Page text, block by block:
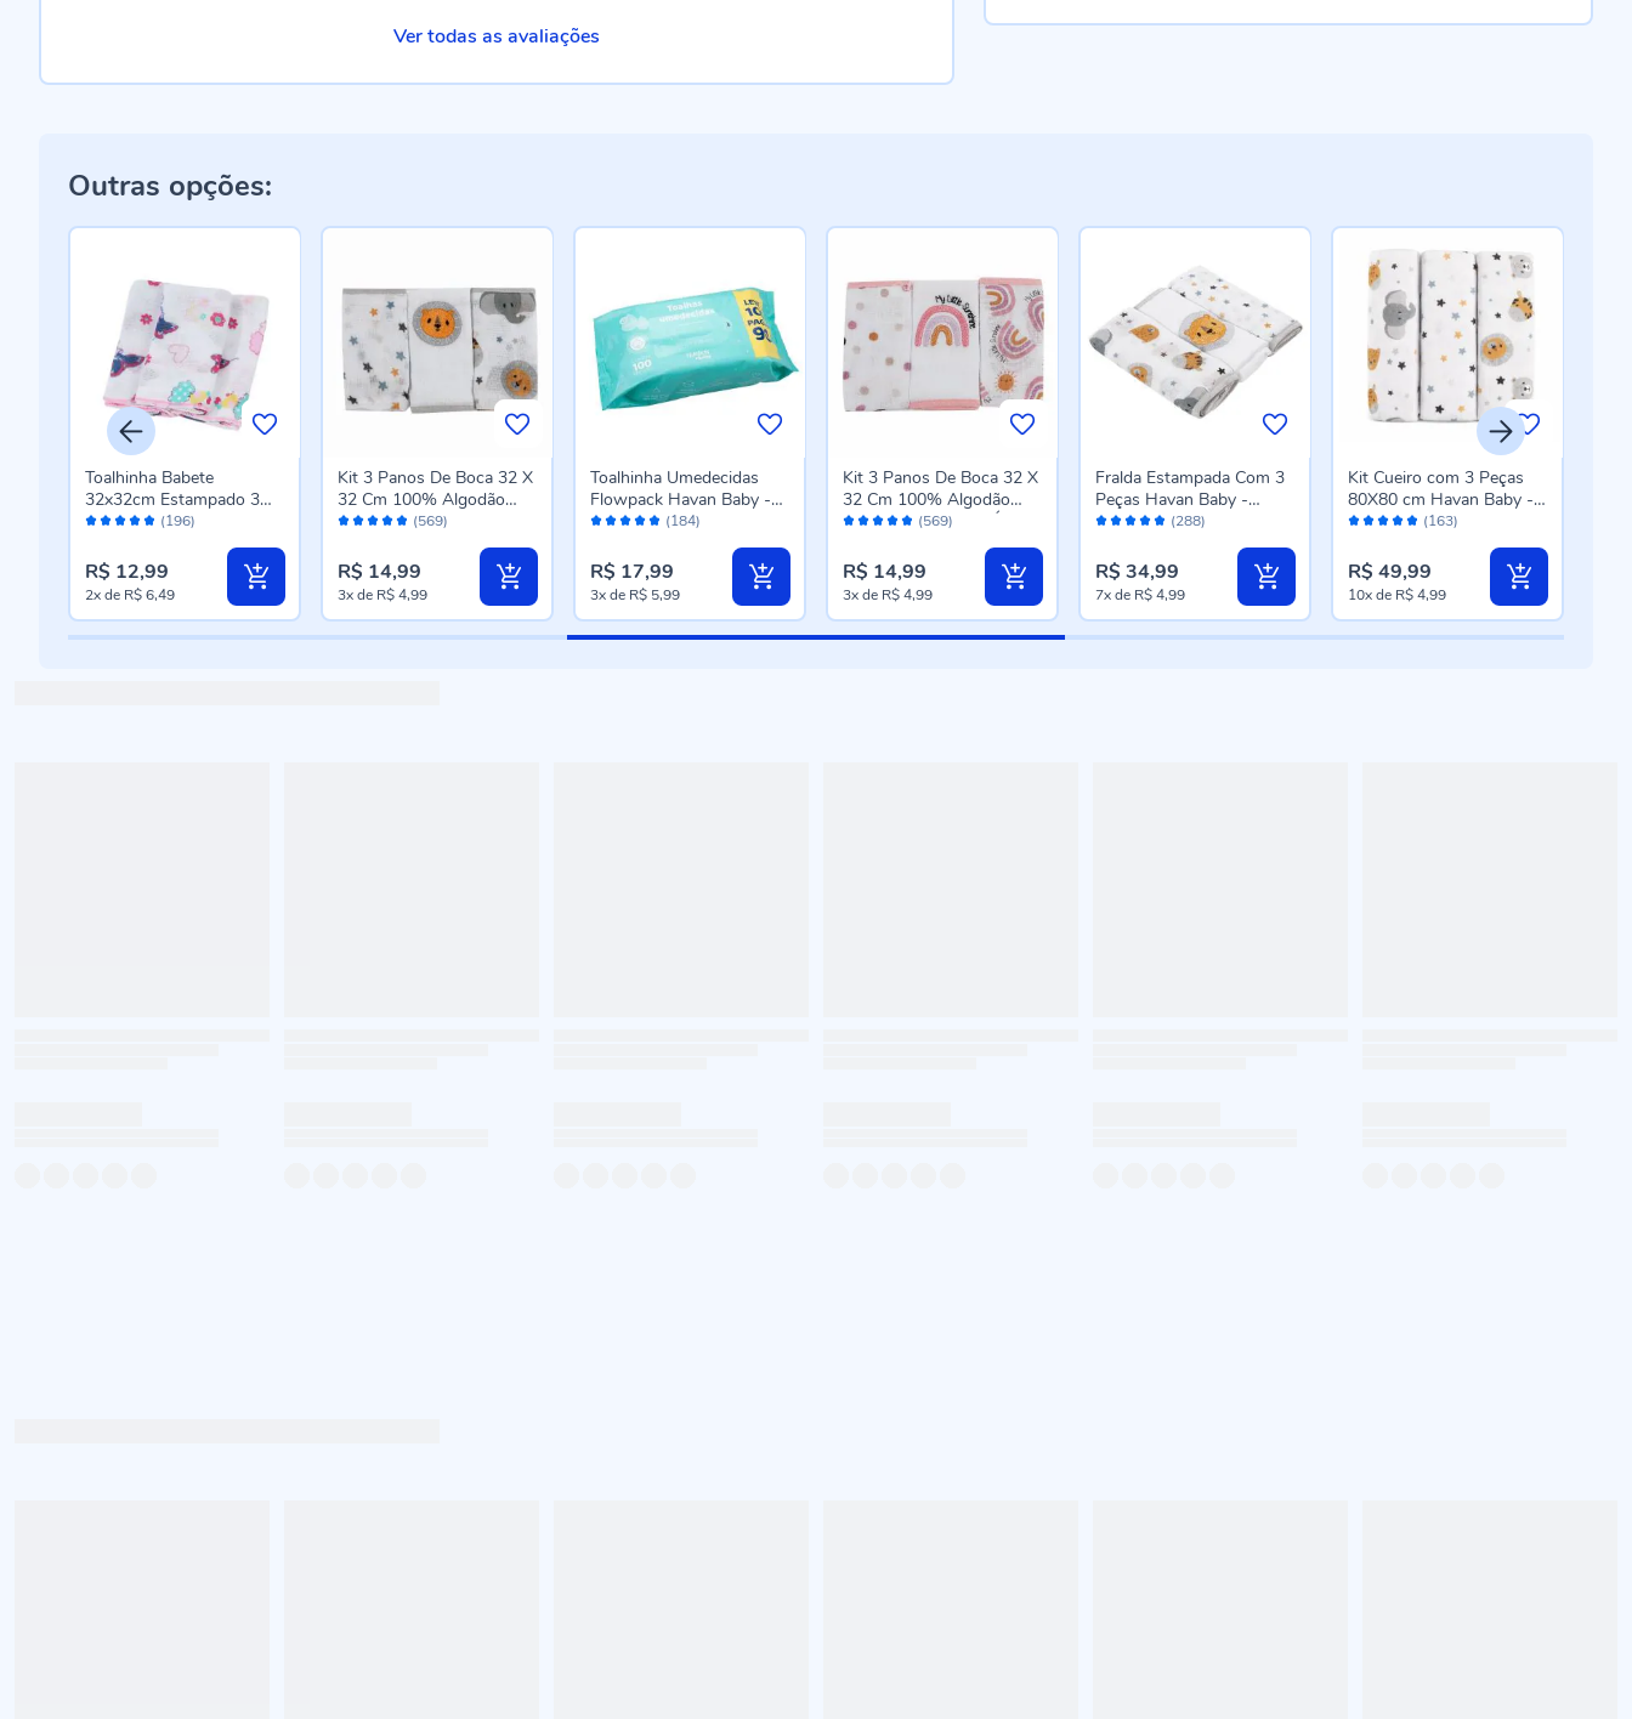
Ver todas as avaliações
Outras opções:
Avaliação: (196)
Toalhinha Babete
32x32cm Estampado 3
peças Disney - Rosa
R$ 12,99
2xde R$ 6,49
Avaliação: (569)
Kit 3 Panos De Boca 32 X
32 Cm 100% Algodão
Havan Baby - Safari
R$ 14,99
3xde R$ 4,99
Avaliação: (184)
Toalhinha Umedecidas
Flowpack Havan Baby -
100 Unidades
R$ 17,99
3xde R$ 5,99
Avaliação: (569)
Kit 3 Panos De Boca 32 X
32 Cm 100% Algodão
Havan Baby - Arco-Íris
R$ 14,99
3xde R$ 4,99
Avaliação: (288)
Fralda Estampada Com 3
Peças Havan Baby -
Safari
R$ 34,99
7xde R$ 4,99
Avaliação: (163)
Kit Cueiro com 3 Peças
80X80 cm Havan Baby -
Safari
R$ 49,99
10xde R$ 4,99